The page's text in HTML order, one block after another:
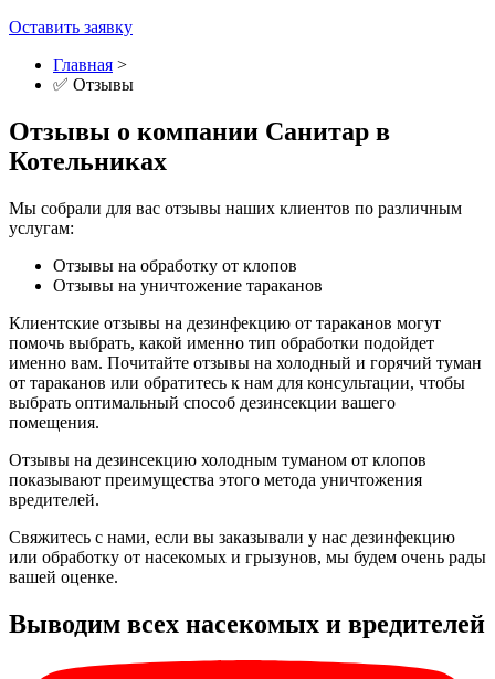
Оставить заявку
Главная >
✅ Отзывы
Отзывы о компании Санитар в
Котельниках
Мы собрали для вас отзывы наших клиентов по различным
услугам:
Отзывы на обработку от клопов
Отзывы на уничтожение тараканов
Клиентские отзывы на дезинфекцию от тараканов могут
помочь выбрать, какой именно тип обработки подойдет
именно вам. Почитайте отзывы на холодный и горячий туман
от тараканов или обратитесь к нам для консультации, чтобы
выбрать оптимальный способ дезинсекции вашего
помещения.
Отзывы на дезинсекцию холодным туманом от клопов
показывают преимущества этого метода уничтожения
вредителей.
Свяжитесь с нами, если вы заказывали у нас дезинфекцию
или обработку от насекомых и грызунов, мы будем очень рады
вашей оценке.
Выводим всех насекомых и вредителей